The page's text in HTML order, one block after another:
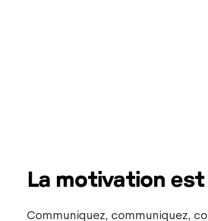
La motivation
Communiquez, communiquez,